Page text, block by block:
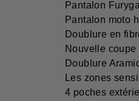
Pantalon
Pantalon moto
Doublure en
Nouvelle
Doublure
Les zones
4 poches